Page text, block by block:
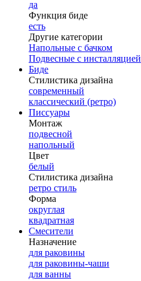
да
Функция биде
есть
Другие категории
Напольные с бачком
Подвесные с инсталляцией
Биде
Стилистика дизайна
современный
классический (ретро)
Писсуары
Монтаж
подвесной
напольный
Цвет
белый
Стилистика дизайна
ретро стиль
Форма
округлая
квадратная
Смесители
Назначение
для раковины
для раковины-чаши
для ванны